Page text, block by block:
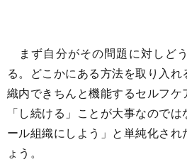
まず自分がその問題に対しど
る。どこかにある方法を取り入
織内できちんと機能するセルフ
「し続ける」ことが大事なので
ール組織にしよう」と単純化さ
ょう。